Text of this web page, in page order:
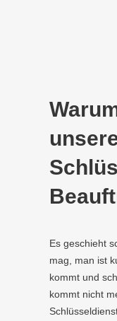
Es geschieht
mag, man ist
kommt und
kommt nicht